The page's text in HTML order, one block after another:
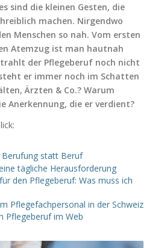
sind die kleinen Gesten, die
machen. Nirgendwo
Menschen so nah. Vom ersten
Atemzug ist man hautnah
der Pflegeberuf noch nicht
er immer noch im Schatten
Ärzten & Co.? Warum
Anerkennung, die er verdient?
Berufung statt Beruf
tägliche Herausforderung
den Pflegeberuf: Was muss ich
Pflegefachpersonal in der Schweiz
Pflegeberuf im Web